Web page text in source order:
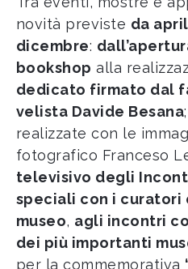
novità previste da
dicembre:
bookshop alla
dedicato firmato dal
velista Davide Besana
realizzate con le
fotografico Franceso
televisivo degli
speciali con i curatori
museo, agli incontri
dei più importanti
per la commemorativa